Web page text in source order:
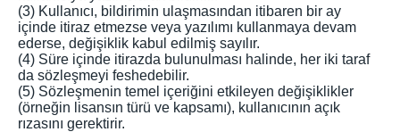
(3) Kullanıcı, bildirimin ulaşmasından itibaren bir ay
içinde itiraz etmezse veya yazılımı kullanmaya devam
ederse, değişiklik kabul edilmiş sayılır.
(4) Süre içinde itirazda bulunulması halinde, her iki taraf
da sözleşmeyi feshedebilir.
(5) Sözleşmenin temel içeriğini etkileyen değişiklikler
(örneğin lisansın türü ve kapsamı), kullanıcının açık
rızasını gerektirir.